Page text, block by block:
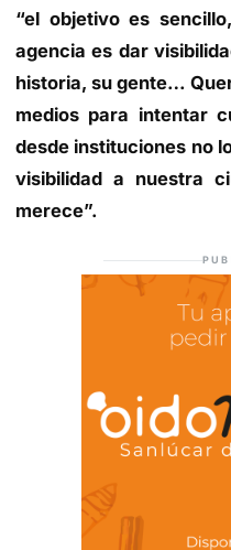
“el objetivo es
agencia es dar
historia, su gente…
medios para intentar
desde instituciones no
visibilidad a nuestra
merece”.